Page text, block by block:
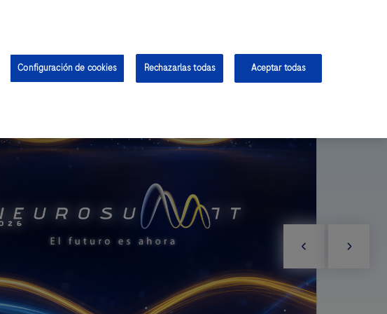
Productos Roche Biomarkers Personalised HealthCare
Inicia Sesión Regístrate
Configuración de cookies Rechazarlas todas Aceptar todas